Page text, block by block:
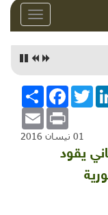
Toggle
انشر
FacebookTwitter
Email Print
01 نيسان 2016
يقود